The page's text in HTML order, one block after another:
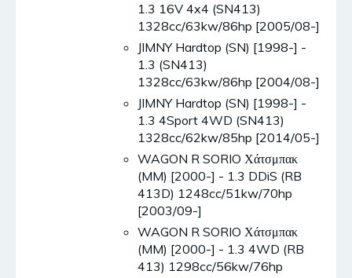
1.3 16V 4x4 (SN413)
1328cc/63kw/86hp [2005/08-]
JIMNY Hardtop (SN) [1998-] -
1.3 (SN413)
1328cc/63kw/86hp [2004/08-]
JIMNY Hardtop (SN) [1998-] -
1.3 4Sport 4WD (SN413)
1328cc/62kw/85hp [2014/05-]
WAGON R SORIO Χάτσμπακ
(MM) [2000-] - 1.3 DDiS (RB
413D) 1248cc/51kw/70hp
[2003/09-]
WAGON R SORIO Χάτσμπακ
(MM) [2000-] - 1.3 4WD (RB
413) 1298cc/56kw/76hp